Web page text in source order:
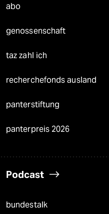
abo
genossenschaft
taz zahl ich
recherchefonds ausland
panterstiftung
panterpreis 2026
Podcast
bundestalk